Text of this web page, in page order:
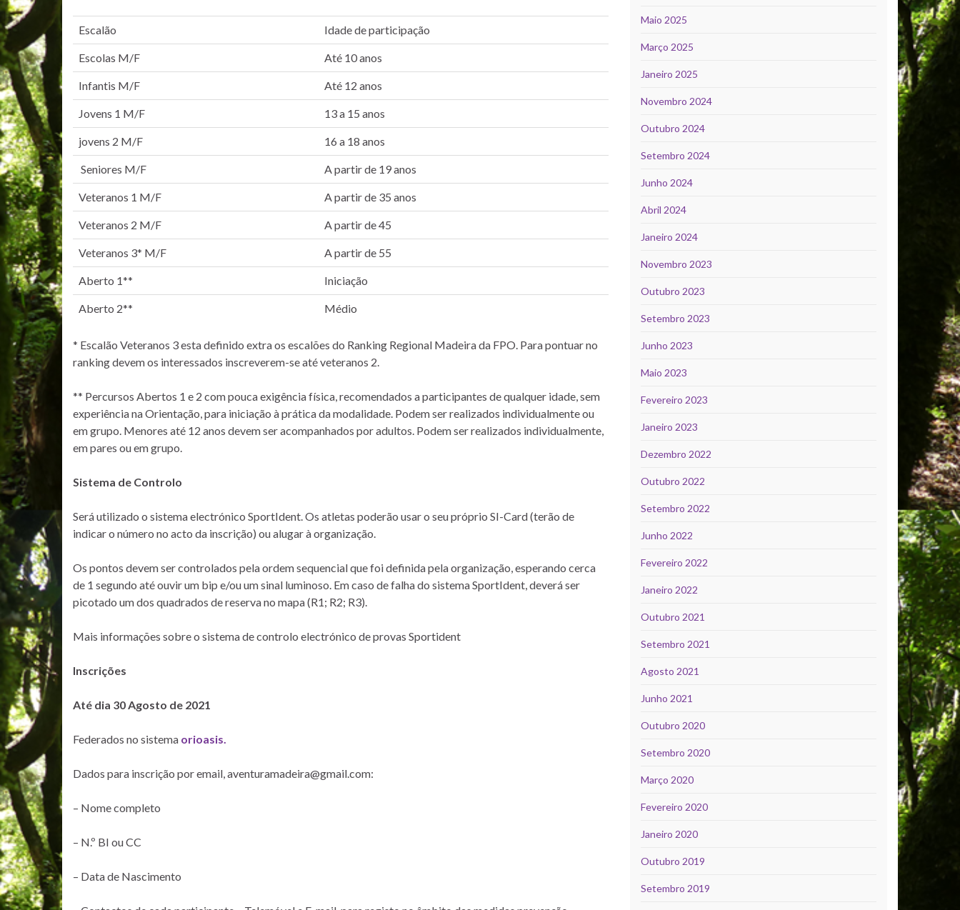
Escalão Idade de participação
Escolas M/F Até 10 anos
Infantis M/F Até 12 anos
Jovens 1 M/F 13 a 15 anos
jovens 2 M/F 16 a 18 anos
Seniores M/F A partir de 19 anos
Veteranos 1 M/F A partir de 35 anos
Veteranos 2 M/F A partir de 45
Veteranos 3* M/F A partir de 55
Aberto 1** Iniciação
Aberto 2** Médio
* Escalão Veteranos 3 esta definido extra os escalões do Ranking Regional Madeira da FPO. Para pontuar no
ranking devem os interessados inscreverem-se até veteranos 2.
** Percursos Abertos 1 e 2 com pouca exigência física, recomendados a participantes de qualquer idade, sem
experiência na Orientação, para iniciação à prática da modalidade. Podem ser realizados individualmente ou
em grupo. Menores até 12 anos devem ser acompanhados por adultos. Podem ser realizados individualmente,
em pares ou em grupo.
Sistema de Controlo
Será utilizado o sistema electrónico SportIdent. Os atletas poderão usar o seu próprio SI-Card (terão de
indicar o número no acto da inscrição) ou alugar à organização.
Os pontos devem ser controlados pela ordem sequencial que foi definida pela organização, esperando cerca
de 1 segundo até ouvir um bip e/ou um sinal luminoso. Em caso de falha do sistema SportIdent, deverá ser
picotado um dos quadrados de reserva no mapa (R1; R2; R3).
Mais informações sobre o sistema de controlo electrónico de provas Sportident
Inscrições
Até dia 30 Agosto de 2021
Federados no sistema orioasis.
Dados para inscrição por email, aventuramadeira@gmail.com:
– Nome completo
– N.º BI ou CC
– Data de Nascimento
Maio 2025
Março 2025
Janeiro 2025
Novembro 2024
Outubro 2024
Setembro 2024
Junho 2024
Abril 2024
Janeiro 2024
Novembro 2023
Outubro 2023
Setembro 2023
Junho 2023
Maio 2023
Fevereiro 2023
Janeiro 2023
Dezembro 2022
Outubro 2022
Setembro 2022
Junho 2022
Fevereiro 2022
Janeiro 2022
Outubro 2021
Setembro 2021
Agosto 2021
Junho 2021
Outubro 2020
Setembro 2020
Março 2020
Fevereiro 2020
Janeiro 2020
Outubro 2019
Setembro 2019